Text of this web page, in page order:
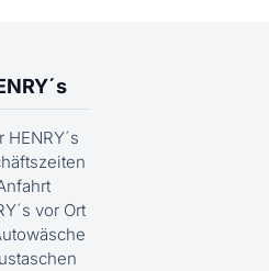
HENRY´s
vor Ort